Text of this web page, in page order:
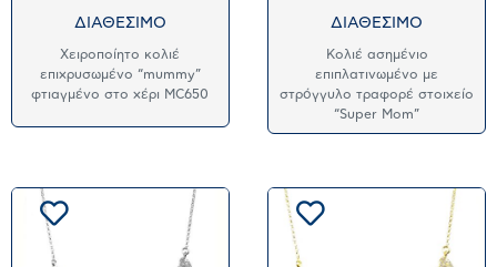
ΔΙΑΘΕΣΙΜΟ
Χειροποίητο κολιέ
επιχρυσωμένο “mummy”
φτιαγμένο στο χέρι MC650
ΔΙΑΘΕΣΙΜΟ
Κολιέ ασημένιο
επιπλατινωμένο με
στρόγγυλο τραφορέ στοιχείο
“Super Mom”